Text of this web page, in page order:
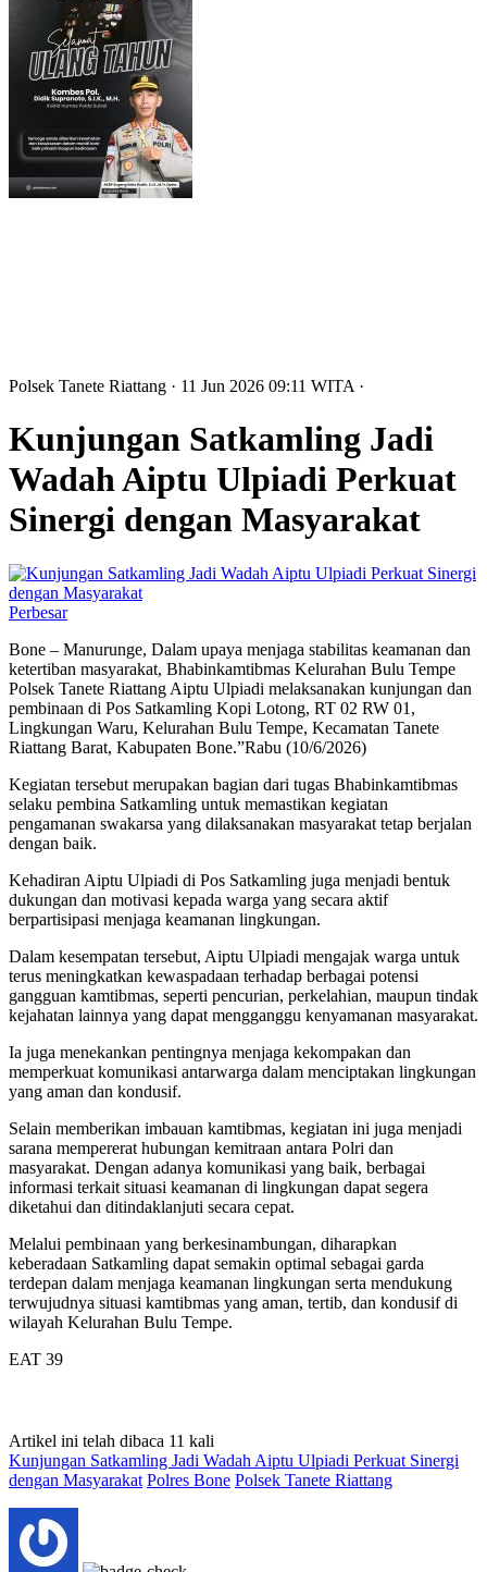
Polsek Tanete Riattang · 11 Jun 2026 09:11 WITA ·
Kunjungan Satkamling Jadi
Wadah Aiptu Ulpiadi Perkuat
Sinergi dengan Masyarakat
Perbesar
Bone – Manurunge, Dalam upaya menjaga stabilitas keamanan dan
ketertiban masyarakat, Bhabinkamtibmas Kelurahan Bulu Tempe
Polsek Tanete Riattang Aiptu Ulpiadi melaksanakan kunjungan dan
pembinaan di Pos Satkamling Kopi Lotong, RT 02 RW 01,
Lingkungan Waru, Kelurahan Bulu Tempe, Kecamatan Tanete
Riattang Barat, Kabupaten Bone.”Rabu (10/6/2026)
Kegiatan tersebut merupakan bagian dari tugas Bhabinkamtibmas
selaku pembina Satkamling untuk memastikan kegiatan
pengamanan swakarsa yang dilaksanakan masyarakat tetap berjalan
dengan baik.
Kehadiran Aiptu Ulpiadi di Pos Satkamling juga menjadi bentuk
dukungan dan motivasi kepada warga yang secara aktif
berpartisipasi menjaga keamanan lingkungan.
Dalam kesempatan tersebut, Aiptu Ulpiadi mengajak warga untuk
terus meningkatkan kewaspadaan terhadap berbagai potensi
gangguan kamtibmas, seperti pencurian, perkelahian, maupun tindak
kejahatan lainnya yang dapat mengganggu kenyamanan masyarakat.
Ia juga menekankan pentingnya menjaga kekompakan dan
memperkuat komunikasi antarwarga dalam menciptakan lingkungan
yang aman dan kondusif.
Selain memberikan imbauan kamtibmas, kegiatan ini juga menjadi
sarana mempererat hubungan kemitraan antara Polri dan
masyarakat. Dengan adanya komunikasi yang baik, berbagai
informasi terkait situasi keamanan di lingkungan dapat segera
diketahui dan ditindaklanjuti secara cepat.
Melalui pembinaan yang berkesinambungan, diharapkan
keberadaan Satkamling dapat semakin optimal sebagai garda
terdepan dalam menjaga keamanan lingkungan serta mendukung
terwujudnya situasi kamtibmas yang aman, tertib, dan kondusif di
wilayah Kelurahan Bulu Tempe.
EAT 39
Artikel ini telah dibaca 11 kali
Kunjungan Satkamling Jadi Wadah Aiptu Ulpiadi Perkuat Sinergi
dengan Masyarakat Polres Bone Polsek Tanete Riattang